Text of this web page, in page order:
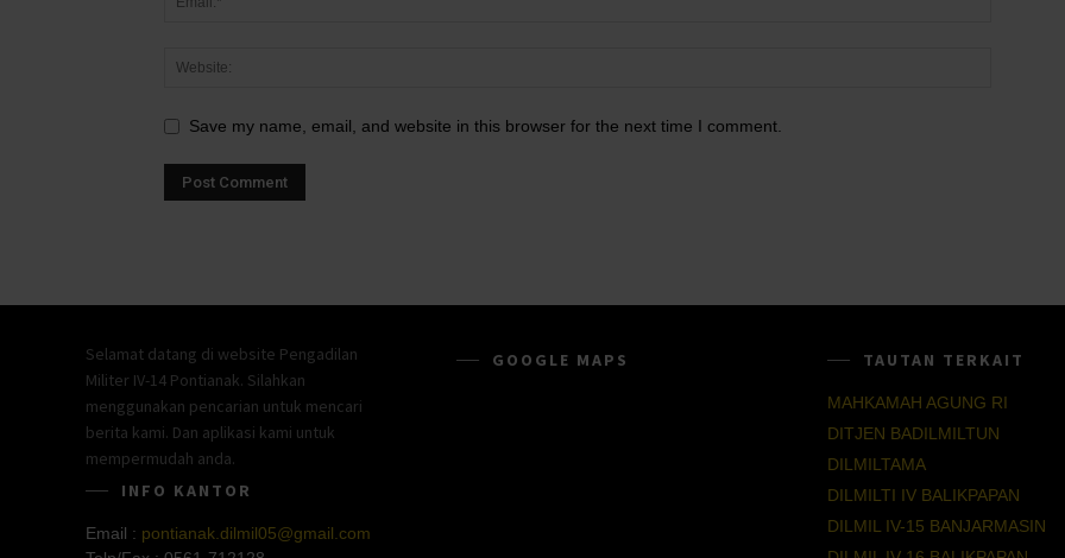
Save my name, email, and website in this browser for the next time I comment.
Selamat datang di website Pengadilan
Militer IV-14 Pontianak. Silahkan
menggunakan pencarian untuk mencari
berita kami. Dan aplikasi kami untuk
mempermudah anda.
INFO KANTOR
Email : pontianak.dilmil05@gmail.com
GOOGLE MAPS TAUTAN TERKAIT
MAHKAMAH AGUNG RI
DITJEN BADILMILTUN
DILMILTAMA
DILMILTI IV BALIKPAPAN
DILMIL IV-15 BANJARMASIN